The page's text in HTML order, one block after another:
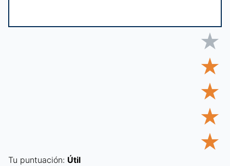
★
★
★
★
★
Tu puntuación: Útil